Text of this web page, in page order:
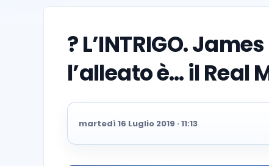
? L’INTRIGO.
l’alleato è… il Real
martedì 16 Luglio 2019 · 11:13